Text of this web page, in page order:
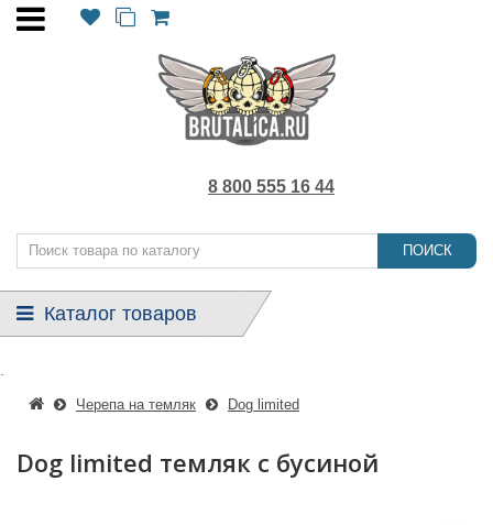
8 800 555 16 44
ПОИСК
Каталог товаров
Черепа на темляк Dog limited
Dog limited темляк с бусиной